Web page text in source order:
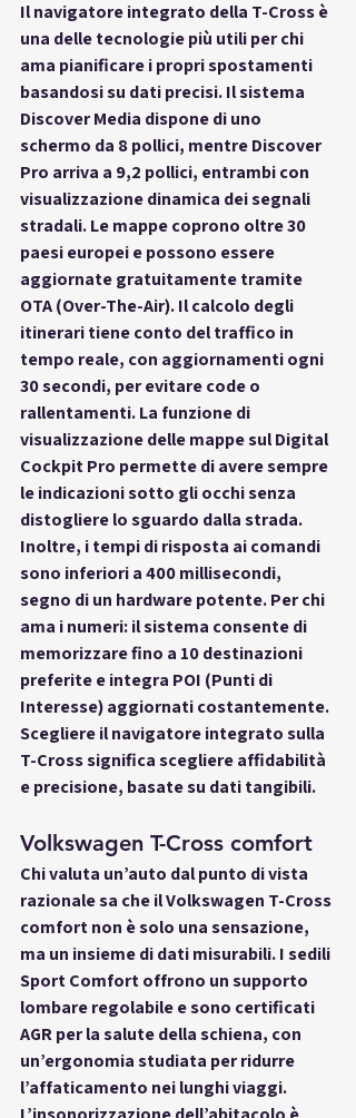
Il navigatore integrato della T-Cross è
una delle tecnologie più utili per chi
ama pianificare i propri spostamenti
basandosi su dati precisi. Il sistema
Discover Media dispone di uno
schermo da 8 pollici, mentre Discover
Pro arriva a 9,2 pollici, entrambi con
visualizzazione dinamica dei segnali
stradali. Le mappe coprono oltre 30
paesi europei e possono essere
aggiornate gratuitamente tramite
OTA (Over-The-Air). Il calcolo degli
itinerari tiene conto del traffico in
tempo reale, con aggiornamenti ogni
30 secondi, per evitare code o
rallentamenti. La funzione di
visualizzazione delle mappe sul Digital
Cockpit Pro permette di avere sempre
le indicazioni sotto gli occhi senza
distogliere lo sguardo dalla strada.
Inoltre, i tempi di risposta ai comandi
sono inferiori a 400 millisecondi,
segno di un hardware potente. Per chi
ama i numeri: il sistema consente di
memorizzare fino a 10 destinazioni
preferite e integra POI (Punti di
Interesse) aggiornati costantemente.
Scegliere il navigatore integrato sulla
T-Cross significa scegliere affidabilità
e precisione, basate su dati tangibili.
Volkswagen T-Cross comfort
Chi valuta un’auto dal punto di vista
razionale sa che il Volkswagen T-Cross
comfort non è solo una sensazione,
ma un insieme di dati misurabili. I sedili
Sport Comfort offrono un supporto
lombare regolabile e sono certificati
AGR per la salute della schiena, con
un’ergonomia studiata per ridurre
l’affaticamento nei lunghi viaggi.